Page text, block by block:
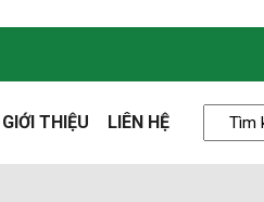
GIỚI THIỆU LIÊN HỆ